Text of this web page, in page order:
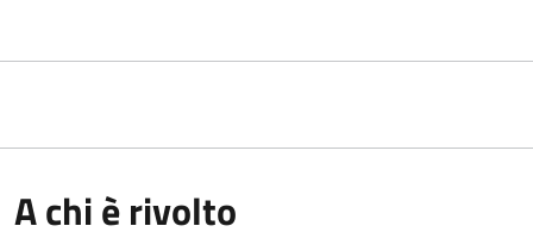
A chi è rivolto